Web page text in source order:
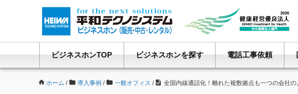
ビジネスホンTOP ビジネスホンを探す 電話工事依頼
ホーム / 導入事例 / 一般オフィス / 全国内線通話化！離れた複数拠点も一つの会社